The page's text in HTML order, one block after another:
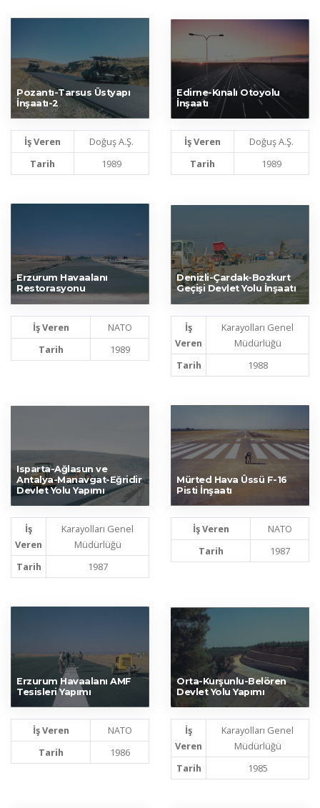
Pozantı-Tarsus Üstyapı
İnşaatı-2
İş Veren
Doğuş A.Ş.
Tarih
1989
Edirne-Kınalı Otoyolu
İnşaatı
İş Veren
Doğuş A.Ş.
Tarih
1989
Erzurum Havaalanı
Restorasyonu
İş Veren
NATO
Tarih
1989
Denizli-Çardak-Bozkurt
Geçişi Devlet Yolu İnşaatı
İş
Veren
Karayolları Genel
Müdürlüğü
Tarih
1988
Isparta-Ağlasun ve
Antalya-Manavgat-Eğridir
Devlet Yolu Yapımı
İş
Veren
Karayolları Genel
Müdürlüğü
Tarih
1987
Mürted Hava Üssü F-16
Pisti İnşaatı
İş Veren
NATO
Tarih
1987
Erzurum Havaalanı AMF
Tesisleri Yapımı
İş Veren
NATO
Tarih
1986
Orta-Kurşunlu-Belören
Devlet Yolu Yapımı
İş
Veren
Karayolları Genel
Müdürlüğü
Tarih
1985